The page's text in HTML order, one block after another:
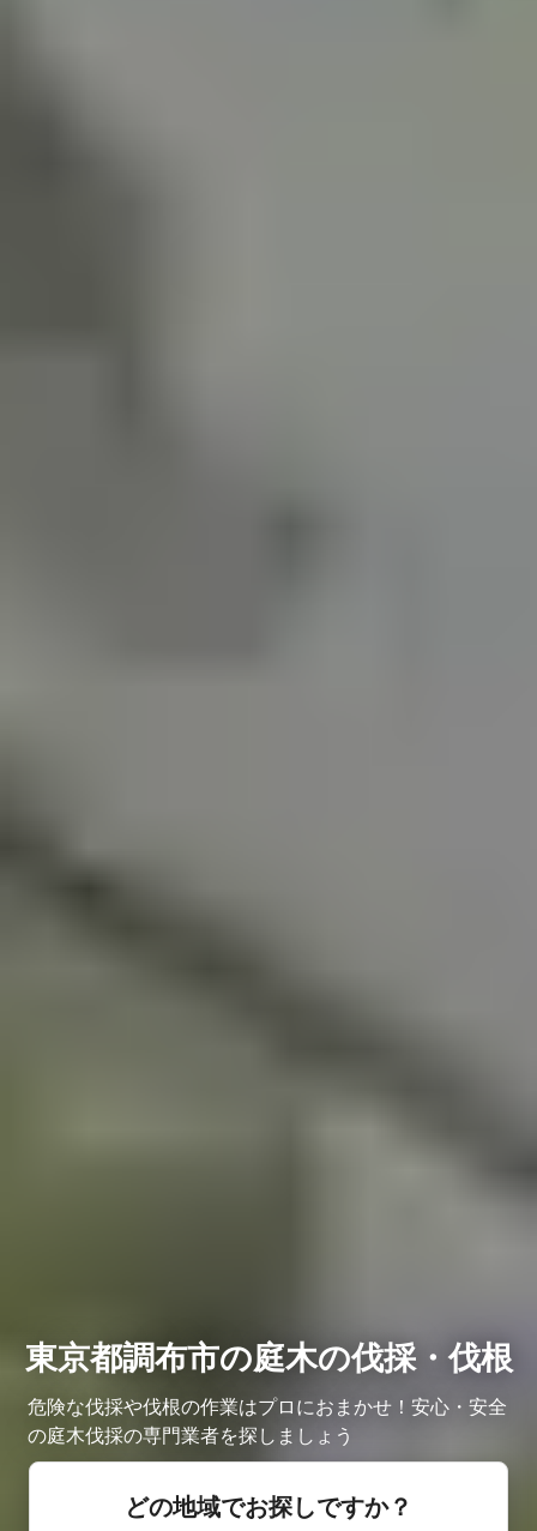
東京都調布市の庭木の伐採・伐根
危険な伐採や伐根の作業はプロにおまかせ！安心・安全
の庭木伐採の専門業者を探しましょう
どの地域でお探しですか？